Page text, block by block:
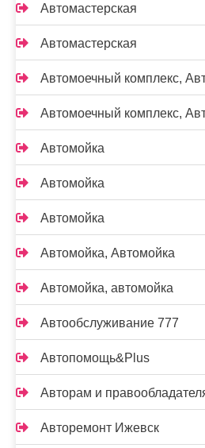
Автомастерская
Автомастерская
Автомоечный комплекс,
Автомоечный комплекс,
Автомойка
Автомойка
Автомойка
Автомойка, Автомойка
Автомойка, автомойка
Автообслуживание 777
Автопомощь&Plus
Авторам и
Авторемонт Ижевск